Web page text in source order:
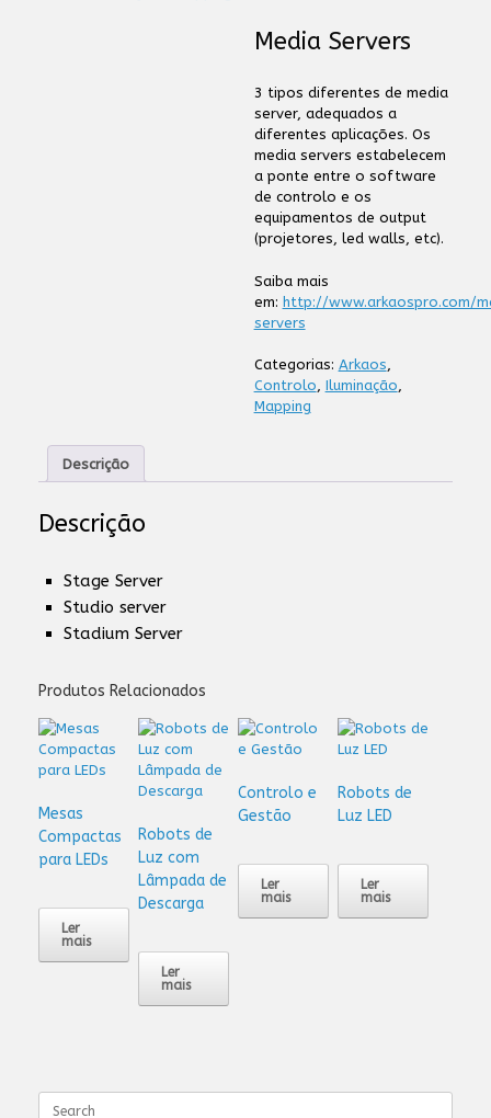
Media Servers
3 tipos diferentes de media
server, adequados a
diferentes aplicações. Os
media servers estabelecem
a ponte entre o software
de controlo e os
equipamentos de output
(projetores, led walls, etc).
Saiba mais
em: http://www.arkaospro.com/
servers
Categorias: Arkaos,
Controlo, Iluminação,
Mapping
Descrição
Descrição
Stage Server
Studio server
Stadium Server
Produtos Relacionados
Mesas
Compactas
para LEDs
Ler
mais
Robots de
Luz com
Lâmpada de
Descarga
Ler
mais
Controlo e
Gestão
Ler
mais
Robots de
Luz LED
Ler
mais